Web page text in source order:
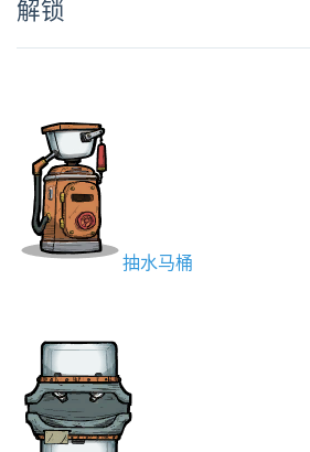
解锁
抽水马桶